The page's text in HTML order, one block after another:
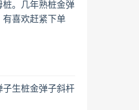
桩。几年熟桩金弹
有喜欢赶紧下单
子生桩金弹子斜杆